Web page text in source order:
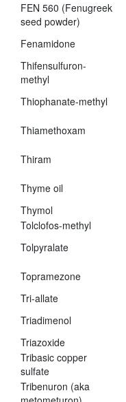
FEN 560 (Fenugreek
seed powder)
Fenamidone
Thifensulfuron-
methyl
Thiophanate-methyl
Thiamethoxam
Thiram
Thyme oil
Thymol
Tolclofos-methyl
Tolpyralate
Topramezone
Tri-allate
Triadimenol
Triazoxide
Tribasic copper
sulfate
Tribenuron (aka